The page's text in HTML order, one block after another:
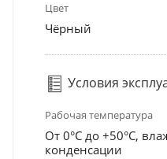
Цвет
Чёрный
Условия
Рабочая температура
От 0°С до +50°С,
конденсации